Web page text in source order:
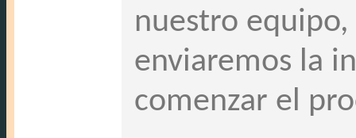
nuestro
enviaremos la
comenzar el